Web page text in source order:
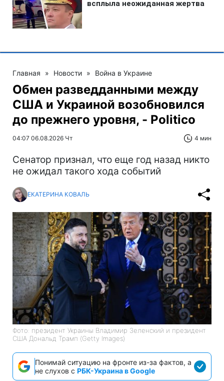
Главная » Новости » Война в Украине
Обмен разведданными между
США и Украиной возобновился
до прежнего уровня, - Politico
04:07 06.08.2026 Чт 4 мин
Сенатор признал, что еще год назад никто
не ожидал такого хода событий
ЕКАТЕРИНА КОВАЛЬ
Фото: президент Украины Владимир Зеленский и президент
США Дональд Трамп (Getty Images)
Понимай ситуацию на фронте из-за фактов, а
не слухов с РБК-Украина в Google